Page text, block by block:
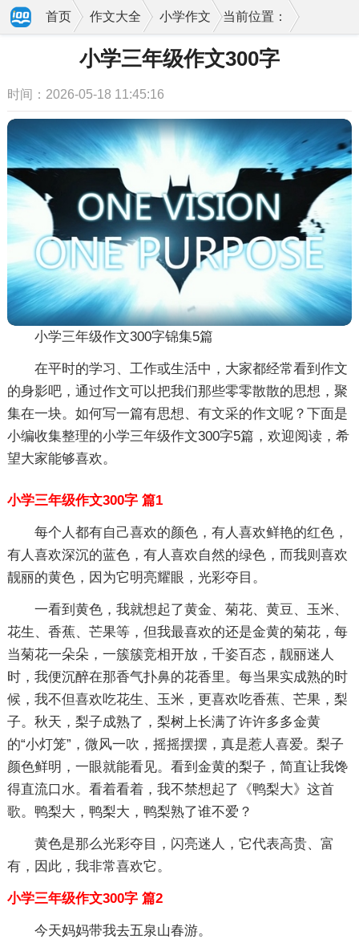
当前位置：
首页 作文大全 小学作文
小学三年级作文300字
时间：2026-05-18 11:45:16
小学三年级作文300字锦集5篇
在平时的学习、工作或生活中，大家都经常看到作文
的身影吧，通过作文可以把我们那些零零散散的思想，聚
集在一块。如何写一篇有思想、有文采的作文呢？下面是
小编收集整理的小学三年级作文300字5篇，欢迎阅读，希
望大家能够喜欢。
小学三年级作文300字 篇1
每个人都有自己喜欢的颜色，有人喜欢鲜艳的红色，
有人喜欢深沉的蓝色，有人喜欢自然的绿色，而我则喜欢
靓丽的黄色，因为它明亮耀眼，光彩夺目。
一看到黄色，我就想起了黄金、菊花、黄豆、玉米、
花生、香蕉、芒果等，但我最喜欢的还是金黄的菊花，每
当菊花一朵朵，一簇簇竞相开放，千姿百态，靓丽迷人
时，我便沉醉在那香气扑鼻的花香里。每当果实成熟的时
候，我不但喜欢吃花生、玉米，更喜欢吃香蕉、芒果，梨
子。秋天，梨子成熟了，梨树上长满了许许多多金黄
的“小灯笼”，微风一吹，摇摇摆摆，真是惹人喜爱。梨子
颜色鲜明，一眼就能看见。看到金黄的梨子，简直让我馋
得直流口水。看着看着，我不禁想起了《鸭梨大》这首
歌。鸭梨大，鸭梨大，鸭梨熟了谁不爱？
黄色是那么光彩夺目，闪亮迷人，它代表高贵、富
有，因此，我非常喜欢它。
小学三年级作文300字 篇2
今天妈妈带我去五泉山春游。